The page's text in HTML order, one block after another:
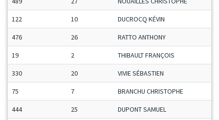
122 10 DUCROCQ KÉVIN
476 26 RATTO ANTHONY
19 2 THIBAULT FRANÇOIS
330 20 VIVIE SÉBASTIEN
75 7 BRANCHU CHRISTOPHE
444 25 DUPONT SAMUEL